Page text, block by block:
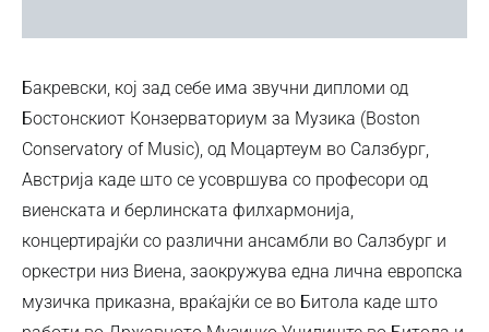
Бакревски, кој зад себе има звучни дипломи од
Бостонскиот Конзерваториум за Музика (Boston
Conservatory of Music), од Моцартеум во Салзбург,
Австрија каде што се усовршува со професори од
виенската и берлинската филхармонија,
концертирајќи со различни ансамбли во Салзбург и
оркестри низ Виена, заокружува една лична европска
музичка приказна, враќајќи се во Битола каде што